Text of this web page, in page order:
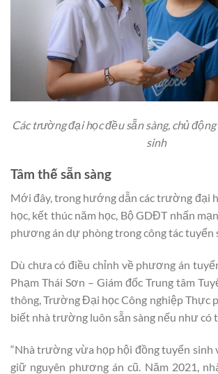
Các trường đại học đều sẵn sàng, chủ
sinh
Tâm thế sẵn sàng
Mới đây, trong hướng dẫn các trường đại
học, kết thúc năm học, Bộ GDĐT nhấn
phương án dự phòng trong công tác tuyển
Dù chưa có điều chỉnh về phương án
Phạm Thái Sơn – Giám đốc Trung tâm
thông, Trường Đại học Công nghiệp Thực
biết nhà trường luôn sẵn sàng nếu như có
“Nhà trường vừa họp hội đồng tuyển sinh
giữ nguyên phương án cũ. Năm 2021,